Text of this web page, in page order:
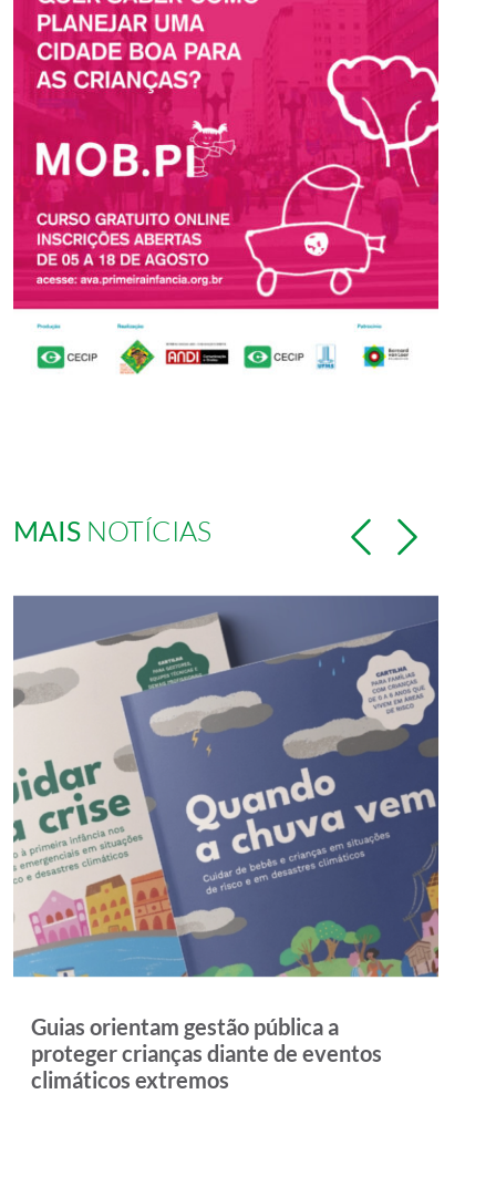
MAIS NOTÍCIAS
Guias orientam gestão pública a
proteger crianças diante de eventos
climáticos extremos
PreviousNext